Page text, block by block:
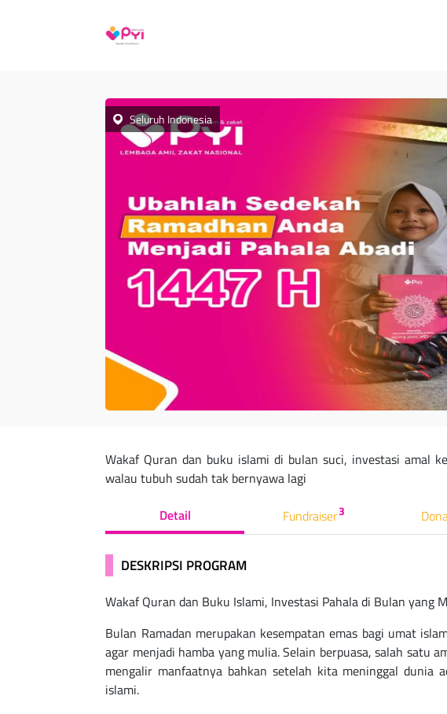
Seluruh Indonesia
Wakaf Quran dan buku islami di bulan suci, investasi amal
walau tubuh sudah tak bernyawa lagi
Detail
Fundraiser3
DESKRIPSI PROGRAM
Wakaf Quran dan Buku Islami, Investasi Pahala di Bulan yang
Bulan Ramadan merupakan kesempatan emas bagi umat
agar menjadi hamba yang mulia. Selain berpuasa, salah satu
mengalir manfaatnya bahkan setelah kita meninggal dunia
islami.